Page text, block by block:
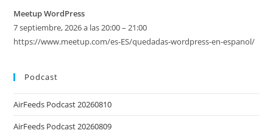
Meetup WordPress
7 septiembre, 2026 a las 20:00 – 21:00
https://www.meetup.com/es-ES/quedadas-wordpress-en-espanol/
Podcast
AirFeeds Podcast 20260810
AirFeeds Podcast 20260809